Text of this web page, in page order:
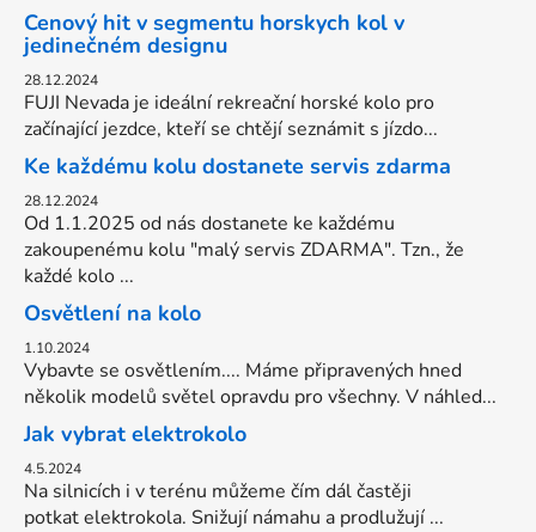
Cenový hit v segmentu horskych kol v
jedinečném designu
28.12.2024
FUJI Nevada je ideální rekreační horské kolo pro
začínající jezdce, kteří se chtějí seznámit s jízdo...
Ke každému kolu dostanete servis zdarma
28.12.2024
Od 1.1.2025 od nás dostanete ke každému
zakoupenému kolu "malý servis ZDARMA". Tzn., že
každé kolo ...
Osvětlení na kolo
1.10.2024
Vybavte se osvětlením.... Máme připravených hned
několik modelů světel opravdu pro všechny. V náhled...
Jak vybrat elektrokolo
4.5.2024
Na silnicích i v terénu můžeme čím dál častěji
potkat elektrokola. Snižují námahu a prodlužují ...